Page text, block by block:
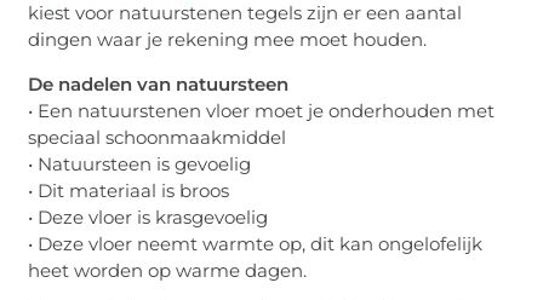
kiest voor natuurstenen tegels zijn er een aantal
dingen waar je rekening mee moet houden.
De nadelen van natuursteen
• Een natuurstenen vloer moet je onderhouden met
speciaal schoonmaakmiddel
• Natuursteen is gevoelig
• Dit materiaal is broos
• Deze vloer is krasgevoelig
• Deze vloer neemt warmte op, dit kan ongelofelijk
heet worden op warme dagen.